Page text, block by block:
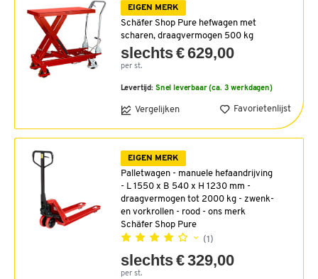
EIGEN MERK
Schäfer Shop Pure hefwagen met
scharen, draagvermogen 500 kg
slechts € 629,00
per st.
Levertijd: Snel leverbaar (ca. 3 werkdagen)
Vergelijken Favorietenlijst
EIGEN MERK
Palletwagen - manuele hefaandrijving
- L 1550 x B 540 x H 1230 mm -
draagvermogen tot 2000 kg - zwenk-
en vorkrollen - rood - ons merk
Schäfer Shop Pure
(1)
slechts € 329,00
per st.